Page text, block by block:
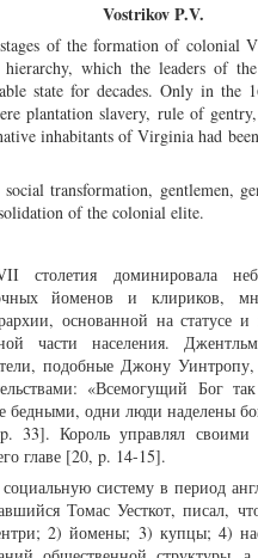
Vostrikov P.V.
of the formation of colonial
which the leaders of
state for decades. Only in
plantation slavery, rule of
inhabitants of Virginia had
transformation, gentlemen,
of the colonial elite.
столетия доминировала
йоменов и клириков,
основанной на статусе
части населения.
подобные Джону
«Всемогущий Бог
бедными, одни люди наделены
33]. Король управлял
главе [20, p. 14-15].
систему в период
Томас Уесткот, писал,
2) йомены; 3) купцы; 4)